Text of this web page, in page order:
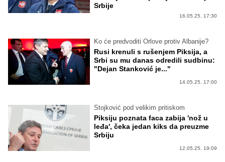
Srbije
16.05.25. 17:30
Ko će predvoditi Orlove protiv Albanije?
Rusi krenuli s rušenjem Piksija, a
Srbi su mu danas odredili sudbinu:
"Dejan Stanković je..."
14.05.25. 17:00
Stojković pod velikim pritiskom
Piksiju poznata faca zabija 'nož u
leđa', čeka jedan kiks da preuzme
Srbiju
12.05.25. 19:09